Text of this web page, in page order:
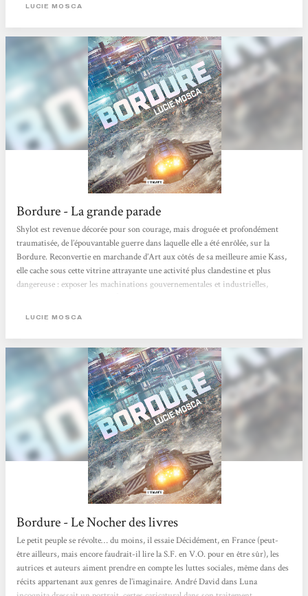
LUCIE MOSCA
Bordure - La grande parade
Shylot est revenue décorée pour son courage, mais droguée et profondément
traumatisée, de l’épouvantable guerre dans laquelle elle a été enrôlée, sur la
Bordure. Reconvertie en marchande d’Art aux côtés de sa meilleure amie Kass,
elle cache sous cette vitrine attrayante une activité plus clandestine et plus
dangereuse : exposer les machinations gouvernementales et industrielles,
et ses camarades d’armes, Ashange et Ove, s’apprêtent à récupérer une mine
LUCIE MOSCA
Bordure - Le Nocher des livres
Le petit peuple se révolte… du moins, il essaie Décidément, en France (peut-
être ailleurs, mais encore faudrait-il lire la S.F. en V.O. pour en être sûr), les
autrices et auteurs aiment prendre en compte les luttes sociales, même dans des
récits appartenant aux genres de l’imaginaire. André David dans Luna